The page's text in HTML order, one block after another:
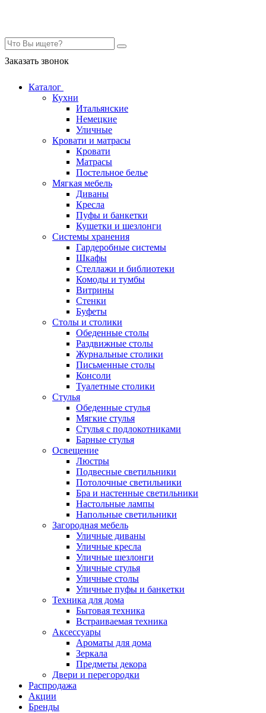
Заказать звонок
Каталог
Кухни
Итальянские
Немецкие
Уличные
Кровати и матрасы
Кровати
Матрасы
Постельное белье
Мягкая мебель
Диваны
Кресла
Пуфы и банкетки
Кушетки и шезлонги
Системы хранения
Гардеробные системы
Шкафы
Стеллажи и библиотеки
Комоды и тумбы
Витрины
Стенки
Буфеты
Столы и столики
Обеденные столы
Раздвижные столы
Журнальные столики
Письменные столы
Консоли
Туалетные столики
Стулья
Обеденные стулья
Мягкие стулья
Стулья с подлокотниками
Барные стулья
Освещение
Люстры
Подвесные светильники
Потолочные светильники
Бра и настенные светильники
Настольные лампы
Напольные светильники
Загородная мебель
Уличные диваны
Уличные кресла
Уличные шезлонги
Уличные стулья
Уличные столы
Уличные пуфы и банкетки
Техника для дома
Бытовая техника
Встраиваемая техника
Аксессуары
Ароматы для дома
Зеркала
Предметы декора
Двери и перегородки
Распродажа
Акции
Бренды